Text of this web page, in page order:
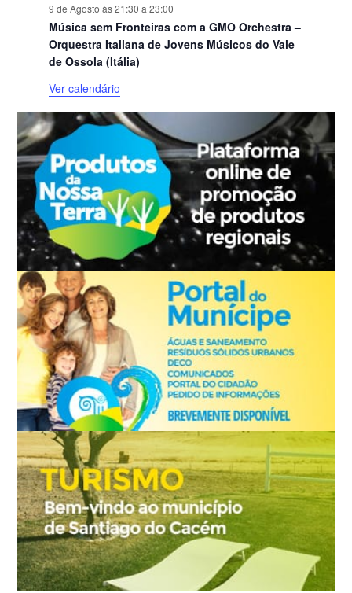
9 de Agosto às 21:30 a 23:00
Música sem Fronteiras com a GMO Orchestra –
Orquestra Italiana de Jovens Músicos do Vale
de Ossola (Itália)
Ver calendário